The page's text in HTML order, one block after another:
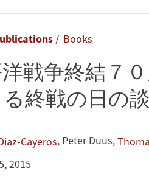
Books
戦争終結７
終戦の日の
Cayeros, Peter Duus,
2015